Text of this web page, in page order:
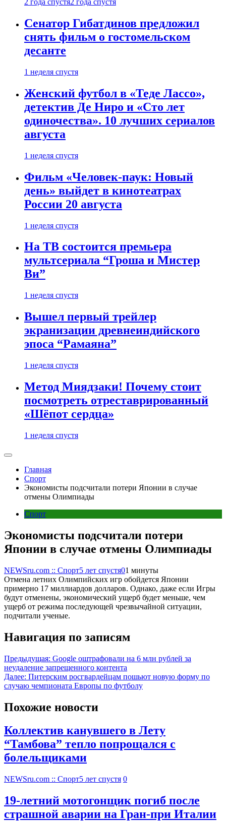
2 года спустя2 года спустя
Сенатор Гибатдинов предложил
снять фильм о гостомельском
десанте
1 неделя спустя
Женский футбол в «Теде Лассо»,
детектив Де Ниро и «Сто лет
одиночества». 10 лучших сериалов
августа
1 неделя спустя
Фильм «Человек-паук: Новый
день» выйдет в кинотеатрах
России 20 августа
1 неделя спустя
На ТВ состоится премьера
мультсериала “Гроша и Мистер
Ви”
1 неделя спустя
Вышел первый трейлер
экранизации древнеиндийского
эпоса “Рамаяна”
1 неделя спустя
Метод Миядзаки! Почему стоит
посмотреть отреставрированный
«Шёпот сердца»
1 неделя спустя
Главная
Спорт
Экономисты подсчитали потери Японии в случае
отмены Олимпиады
Спорт
Экономисты подсчитали потери
Японии в случае отмены Олимпиады
NEWSru.com :: Спорт5 лет спустя01 минуты
Отмена летних Олимпийских игр обойдется Японии
примерно 17 миллиардов долларов. Однако, даже если Игры
будут отменены, экономический ущерб будет меньше, чем
ущерб от режима последующей чрезвычайной ситуации,
подчитали ученые.
Навигация по записям
Предыдущая: Google оштрафовали на 6 млн рублей за
неудаление запрещенного контента
Далее: Питерским росгвардейцам пошьют новую форму по
случаю чемпионата Европы по футболу
Похожие новости
Коллектив канувшего в Лету
“Тамбова” тепло попрощался с
болельщиками
NEWSru.com :: Спорт5 лет спустя 0
19-летний мотогонщик погиб после
страшной аварии на Гран-при Италии